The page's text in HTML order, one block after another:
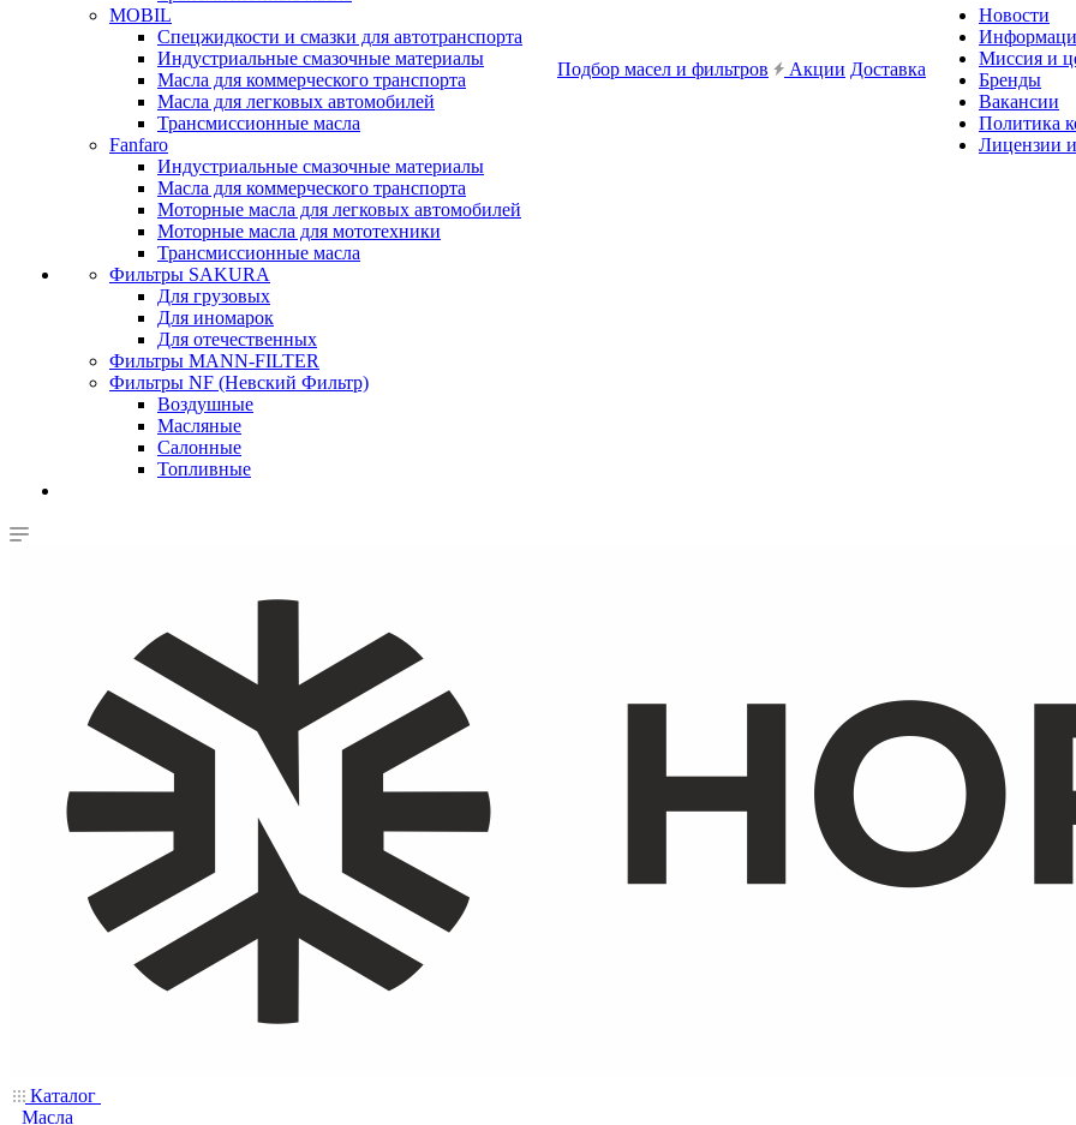
MOBIL
Cпецжидкости и смазки для автотранспорта
Индустриальные смазочные материалы
Масла для коммерческого транспорта
Масла для легковых автомобилей
Трансмиссионные масла
Fanfaro
Индустриальные смазочные материалы
Масла для коммерческого транспорта
Моторные масла для легковых автомобилей
Моторные масла для мототехники
Трансмиссионные масла
Фильтры SAKURA
Для грузовых
Для иномарок
Для отечественных
Фильтры MANN-FILTER
Фильтры NF (Невский Фильтр)
Воздушные
Масляные
Салонные
Топливные
Подбор масел и фильтров Акции Доставка
Новости
Миссия и
Бренды
Вакансии
Политика
Лицензии
Каталог
Масла